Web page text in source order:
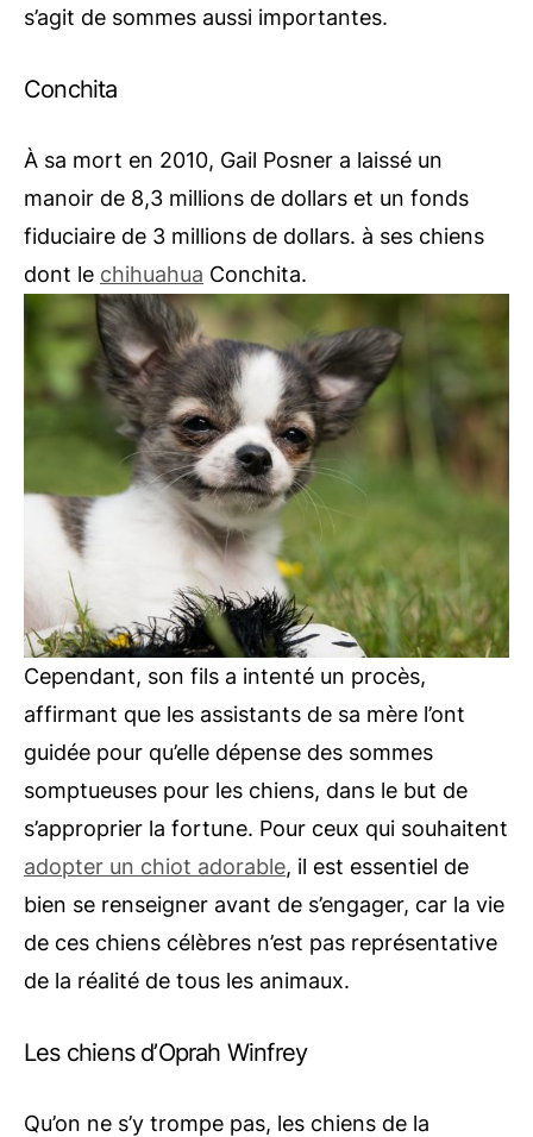
s’agit de sommes aussi importantes.
Conchita
À sa mort en 2010, Gail Posner a laissé un
manoir de 8,3 millions de dollars et un fonds
fiduciaire de 3 millions de dollars. à ses chiens
dont le chihuahua Conchita.
Cependant, son fils a intenté un procès,
affirmant que les assistants de sa mère l’ont
guidée pour qu’elle dépense des sommes
somptueuses pour les chiens, dans le but de
s’approprier la fortune. Pour ceux qui souhaitent
adopter un chiot adorable, il est essentiel de
bien se renseigner avant de s’engager, car la vie
de ces chiens célèbres n’est pas représentative
de la réalité de tous les animaux.
Les chiens d’Oprah Winfrey
Qu’on ne s’y trompe pas, les chiens de la